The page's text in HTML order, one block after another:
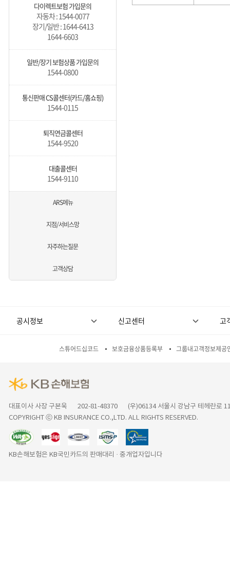
다이렉트보험 가입문의
자동차 : 1544-0077
장기/일반 : 1644-6413
1644-6603
일반/장기 보험상품 가입문의
1544-0800
통신판매 CS콜센터(카드/홈쇼핑)
1544-0115
퇴직연금콜센터
1544-9520
대출콜센터
1544-9110
ARS메뉴
지점/서비스망
자주하는질문
고객상담
공시정보 신고센터 고
스튜어드십코드 보호금융상품등록부 그룹내고객정보제공
대표이사 사장 구본욱 202-81-48370
(우)06134 서울시 강남구 테헤란로
COPYRIGHT ⓒ KB INSURANCE CO.,LTD. ALL RIGHTS RESERVED.
KB손해보험은 KB국민카드의 판매대리 · 중개업자입니다